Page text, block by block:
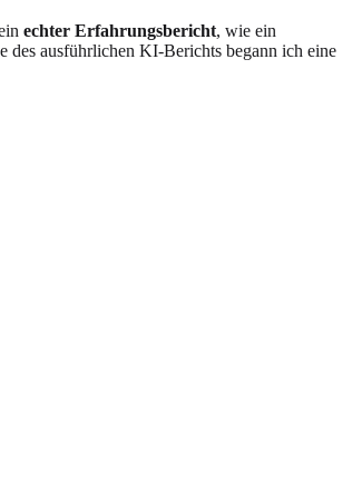
echter Erfahrungsbericht, wie ein
des ausführlichen KI-Berichts begann ich eine